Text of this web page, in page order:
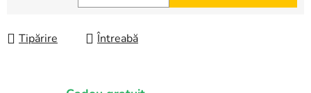
Evaluare preţ:
Tipărire Întreabă